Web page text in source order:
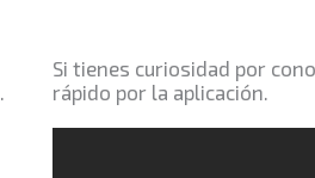
Si tienes curiosidad por
rápido por la aplicación.